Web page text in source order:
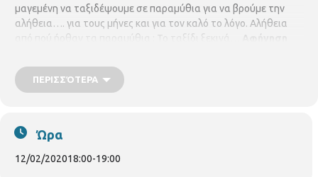
μαγεμένη να ταξιδέψουμε σε παραμύθια για να βρούμε την
αλήθεια…. για τους μήνες και για τον καλό το λόγο. Αλήθεια
από πού ήρθαν τα παραμύθια ; Το ταξίδι ξεκινά…
Αφήγηση
παιδιά από 5 – 105 ετών. Με προεγγραφή
ΒΙΒΛΙΟΘΗΚΗ ΟΡΕΣΤΟΥ
ΠΕΡΙΣΣΌΤΕΡΑ
Ώρα
12/02/202018:00-19:00